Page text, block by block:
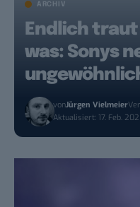
ARCHIV
Endlich
was: Sonys
vonJürgen Vielmeier
Aktualisiert: 17. Feb.